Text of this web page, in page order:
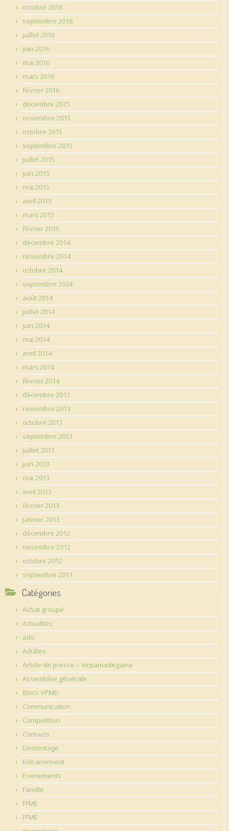
octobre 2016
septembre 2016
juillet 2016
juin 2016
mai 2016
mars 2016
février 2016
décembre 2015
novembre 2015
octobre 2015
septembre 2015
juillet 2015
juin 2015
mai 2015
avril 2015
mars 2015
février 2015
décembre 2014
novembre 2014
octobre 2014
septembre 2014
août 2014
juillet 2014
juin 2014
mai 2014
avril 2014
mars 2014
février 2014
décembre 2013
novembre 2013
octobre 2013
septembre 2013
juillet 2013
juin 2013
mai 2013
avril 2013
février 2013
janvier 2013
décembre 2012
novembre 2012
octobre 2012
septembre 2011
Catégories
Achat groupé
Actualités
ado
Adultes
Article de presse – Virpamadegaine
Assemblée générale
Blocs VPMD
Communication
Competition
Contacts
Démontage
Entrainement
Evenements
Famille
FFME
FFME